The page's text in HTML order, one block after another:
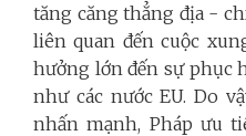
tăng căng thẳng địa -
liên quan đến cuộc
hưởng lớn đến sự phục
như các nước EU. Do
nhấn mạnh, Pháp ưu